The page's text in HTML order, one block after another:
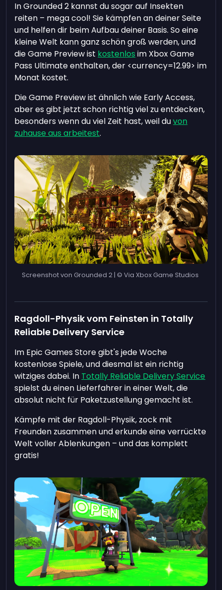
In Grounded 2 kannst du sogar auf Insekten
reiten – mega cool! Sie kämpfen an deiner Seite
und helfen dir beim Aufbau deiner Basis. So eine
kleine Welt kann ganz schön groß werden, und
die Game Preview ist kostenlos im Xbox Game
Pass Ultimate enthalten, der <currency=12.99> im
Monat kostet.
Die Game Preview ist ähnlich wie Early Access,
aber es gibt jetzt schon richtig viel zu entdecken,
besonders wenn du viel Zeit hast, weil duvon
zuhause aus arbeitest.
Screenshot von Grounded 2 | © Via Xbox Game Studios
Ragdoll-Physik vom Feinsten in Totally
Reliable Delivery Service
Im Epic Games Store gibt's jede Woche
kostenlose Spiele, und diesmal ist ein richtig
witziges dabei. In Totally Reliable Delivery Service
spielst du einen Lieferfahrer in einer Welt, die
absolut nicht für Paketzustellung gemacht ist.
Kämpfe mit der Ragdoll-Physik, zock mit
Freunden zusammen und erkunde eine verrückte
Welt voller Ablenkungen – und das komplett
gratis!